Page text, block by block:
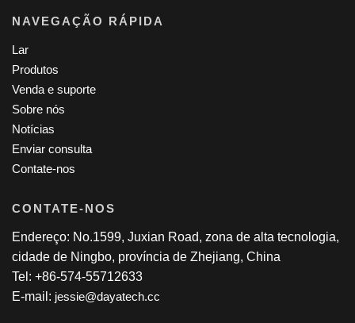
NAVEGAÇÃO RÁPIDA
Lar
Produtos
Venda e suporte
Sobre nós
Notícias
Enviar consulta
Contate-nos
CONTATE-NOS
Endereço: No.1599, Juxian Road, zona de alta tecnologia,
cidade de Ningbo, província de Zhejiang, China
Tel: +86-574-55712633
E-mail: jessie@dayatech.cc